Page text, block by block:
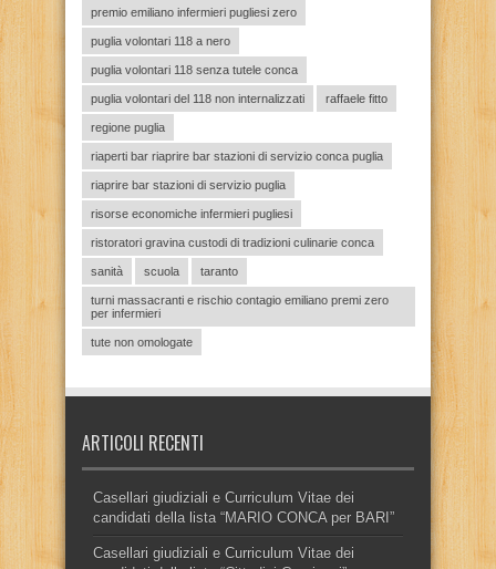
premio emiliano infermieri pugliesi zero
puglia volontari 118 a nero
puglia volontari 118 senza tutele conca
puglia volontari del 118 non internalizzati raffaele fitto
regione puglia
riaperti bar riaprire bar stazioni di servizio conca puglia
riaprire bar stazioni di servizio puglia
risorse economiche infermieri pugliesi
ristoratori gravina custodi di tradizioni culinarie conca
sanità scuola taranto
turni massacranti e rischio contagio emiliano premi zero
per infermieri
tute non omologate
ARTICOLI RECENTI
Casellari giudiziali e Curriculum Vitae dei
candidati della lista “MARIO CONCA per BARI”
Casellari giudiziali e Curriculum Vitae dei